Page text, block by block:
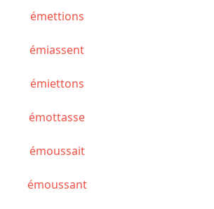
émettions
émiassent
émiettons
émottasse
émoussait
émoussant